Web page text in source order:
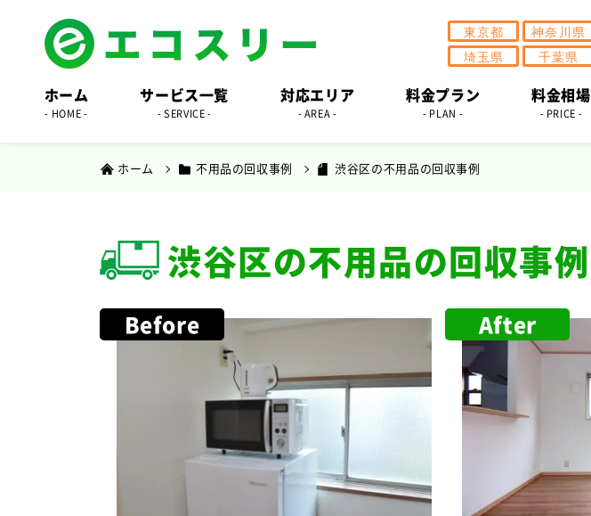
ホーム
- HOME -
サービス一覧
- SERVICE -
対応エリア
- AREA -
料金プラン
- PLAN -
料金相場
- PRICE -
ホーム 不用品の回収事例 渋谷区の不用品の回収事例
渋谷区の不用品の回収事例
Before After